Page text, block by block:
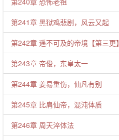
第241章 黑狱鸡悲剧，风云又起
第242章 遥不可及的帝境【第三更】
第243章 帝俊，东皇太一
第244章 姜易重伤，仙凡有别
第245章 比肩仙帝，混沌体质
第246章 周天淬体法